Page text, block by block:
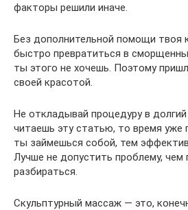
факторы решили иначе.
Без дополнительной помощи твоя
быстро превратиться в
ты этого не хочешь. Поэтому
своей красотой.
Не откладывай процедуру в
читаешь эту статью, то время уже
ты займешься собой, тем
Лучше не допустить проблему, чем
разбираться.
Скульптурный массаж — это,